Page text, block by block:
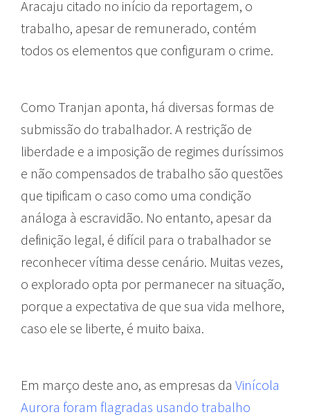
Aracaju citado no início da reportagem, o
trabalho, apesar de remunerado, contém
todos os elementos que configuram o crime.
Como Tranjan aponta, há diversas formas de
submissão do trabalhador. A restrição de
liberdade e a imposição de regimes duríssimos
e não compensados de trabalho são questões
que tipificam o caso como uma condição
análoga à escravidão. No entanto, apesar da
definição legal, é difícil para o trabalhador se
reconhecer vítima desse cenário. Muitas vezes,
o explorado opta por permanecer na situação,
porque a expectativa de que sua vida melhore,
caso ele se liberte, é muito baixa.
Em março deste ano, as empresas da Vinícola
Aurora foram flagradas usando trabalho